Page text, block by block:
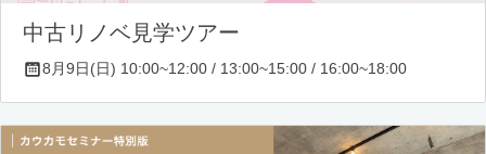
中古リノベ見学ツアー
8月9日(日) 10:00~12:00 / 13:00~15:00 / 16:00~18:00